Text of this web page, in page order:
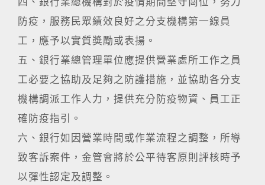
防疫，服務民眾績效良好之分支機構第一線員
工，應予以實質獎勵或表揚。
五、銀行業總管理單位應提供營業處所工作之員
工必要之協助及足夠之防護措施，並協助各分支
機構調派工作人力，提供充分防疫物資、員工正
確防疫指引。
六、銀行如因營業時間或作業流程之調整，所導
致客訴案件，金管會將於公平待客原則評核時予
以彈性認定及調整。